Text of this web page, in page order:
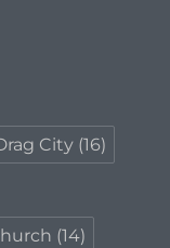
City (16)
(14)